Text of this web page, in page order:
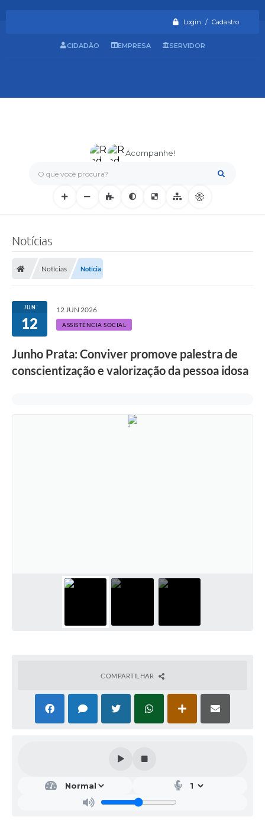
Login / Cadastro
O que você procura?
Acompanhe!
CIDADÃO EMPRESA SERVIDOR
Notícias
Notícias Notícia
JUN
12
12 JUN 2026
ASSISTÊNCIA SOCIAL
Junho Prata: Conviver promove palestra de
conscientização e valorização da pessoa idosa
COMPARTILHAR